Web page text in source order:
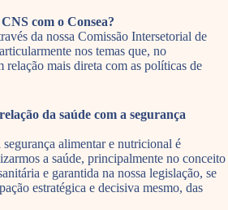
com o Consea?
da nossa Comissão Intersetorial de
nos temas que, no
mais direta com as políticas de
da saúde com a segurança
segurança alimentar e nutricional é
a saúde, principalmente no conceito
e garantida na nossa legislação, se
estratégica e decisiva mesmo, das